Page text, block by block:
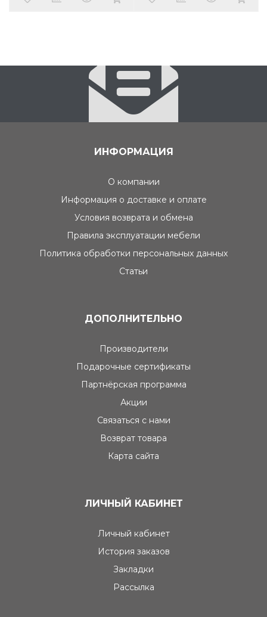
ИНФОРМАЦИЯ
О компании
Информация о доставке и оплате
Условия возврата и обмена
Правила эксплуатации мебели
Политика обработки персональных данных
Статьи
ДОПОЛНИТЕЛЬНО
Производители
Подарочные сертификаты
Партнёрская программа
Акции
Связаться с нами
Возврат товара
Карта сайта
ЛИЧНЫЙ КАБИНЕТ
Личный кабинет
История заказов
Закладки
Рассылка